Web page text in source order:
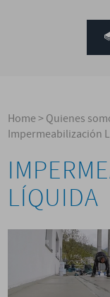
Home>Quienes
Impermeabilización
LÍQUIDA